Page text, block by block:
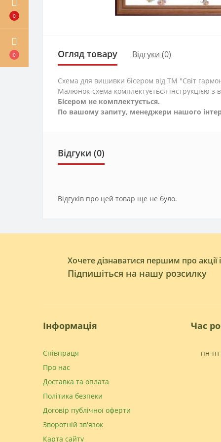
0
0 Огляд товару Відгуки (0)
Схема для вишивки бісером від ТМ "Світ
Малюнок-схема комплектується інструкцією з
Бісером не комплектується.
По вашому запиту, менеджери нашого
Відгуки (0)
Відгуків про цей товар ще не було.
Хочете дізнаватися першим про акції
Підпишіться на нашу розсилку
Інформація
Співпраця
Про нас
Доставка та оплата
Політика безпеки
Договір публічної оферти
Зворотній зв'язок
Карта сайту
Час
пн-